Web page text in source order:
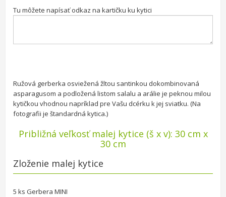
Tu môžete napísať odkaz na kartičku ku kytici
Ružová gerberka osviežená žltou santinkou dokombinovaná
asparagusom a podložená listom salalu a arálie je peknou milou
kytičkou vhodnou napríklad pre Vašu dcérku k jej sviatku. (Na
fotografii je štandardná kytica.)
Približná veľkosť malej kytice (š x v): 30 cm x
30 cm
Zloženie malej kytice
5 ks Gerbera MINI